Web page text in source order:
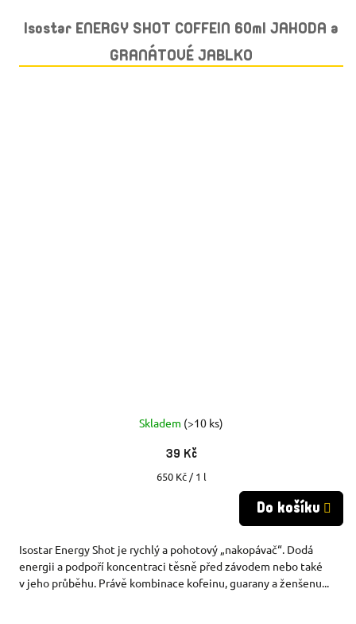
Isostar ENERGY SHOT COFFEIN 60ml JAHODA a
GRANÁTOVÉ JABLKO
Skladem (>10 ks)
39 Kč
Měrná
650 Kč / 1 l
Do košíku
Isostar Energy Shot je rychlý a pohotový „nakopávač“. Dodá
energii a podpoří koncentraci těsně před závodem nebo také
v jeho průběhu. Právě kombinace kofeinu, guarany a ženšenu...